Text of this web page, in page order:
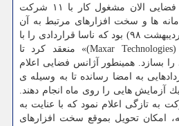
آغاز خواهیم كردیم. آژانس فضایی الان مشغول كار با ۱۱ شركت
ها و سخت افزارهای مرتبط به آن
است. ماه مه سال جاری (اردیبهشت ۹۸) بود كه ناسا قراردادی را با
شركت «ماكسار تكنالجیز (Maxar Technologies)» منعقد كرد تا
بسازد. همینطور آژانس فضایی اعلام
به امضا رسانده تا به وسیله ی
آزمایش هایی را روی ماه انجام دهند.
به تازگی اعلام نمود كه با عنایت به
امكان تحویل بموقع سخت افزارهای